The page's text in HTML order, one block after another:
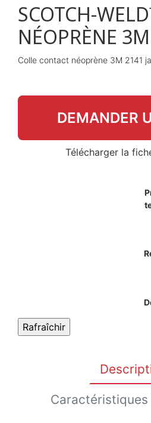
SCOTCH-
NÉOPRÈNE
Colle contact néoprène 3M 2141
DEMANDER
Télécharger la